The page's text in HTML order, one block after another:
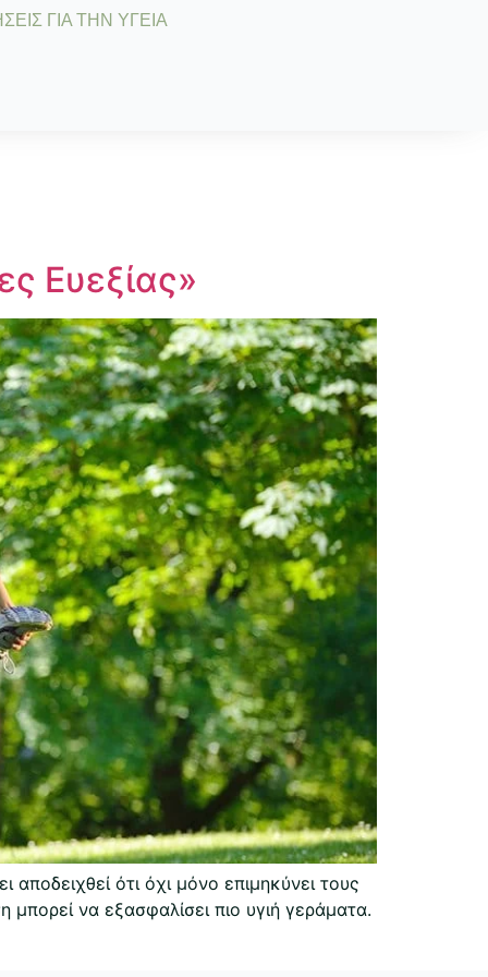
ΓΙΑ ΤΗΝ ΥΓΕΙΑ
Ευεξίας»
ότι όχι μόνο επιμηκύνει τους
να εξασφαλίσει πιο υγιή γεράματα.